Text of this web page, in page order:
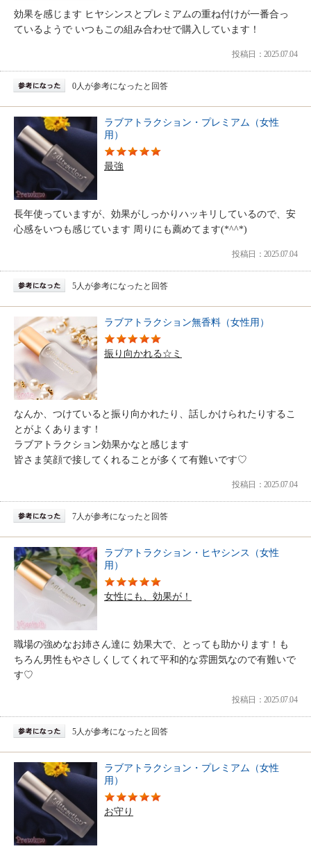
効果を感じます ヒヤシンスとプレミアムの重ね付けが一番合っ
ているようで いつもこの組み合わせで購入しています！
投稿日：2025.07.04
0人が参考になったと回答
ラブアトラクション・プレミアム（女性
用）
最強
長年使っていますが、効果がしっかりハッキリしているので、安
心感をいつも感じています 周りにも薦めてます(*^^*)
投稿日：2025.07.04
5人が参考になったと回答
ラブアトラクション無香料（女性用）
振り向かれる☆ミ
なんか、つけていると振り向かれたり、話しかけられたりするこ
とがよくあります！
ラブアトラクション効果かなと感じます
皆さま笑顔で接してくれることが多くて有難いです♡
投稿日：2025.07.04
7人が参考になったと回答
ラブアトラクション・ヒヤシンス（女性
用）
女性にも、効果が！
職場の強めなお姉さん達に 効果大で、とっても助かります！も
ちろん男性もやさしくしてくれて平和的な雰囲気なので有難いで
す♡
投稿日：2025.07.04
5人が参考になったと回答
ラブアトラクション・プレミアム（女性
用）
お守り